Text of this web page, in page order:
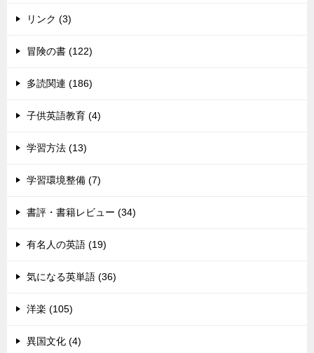
リンク (3)
冒険の書 (122)
多読関連 (186)
子供英語教育 (4)
学習方法 (13)
学習環境整備 (7)
書評・書籍レビュー (34)
有名人の英語 (19)
気になる英単語 (36)
洋楽 (105)
異国文化 (4)